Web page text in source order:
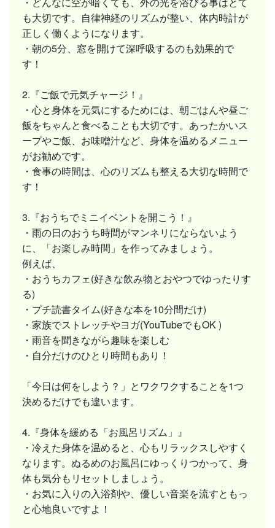
も大切です。自律神経のリズムが整い、体内時計が
正しく働くようになります。
・朝の5分、窓を開けて深呼吸するのも効果的で
す！
2.『ご飯で元気チャージ！』
・心と身体を元気にするためには、朝ごはんや昼ご
飯をちゃんと食べることも大切です。あったかいス
ープやご飯、お味噌汁など、身体を温めるメニュー
がお勧めです。
・食事の時間は、心のリズムも整える大切な時間で
す！
3.『おうちでミニイベントを開こう！』
・雨の日のおうち時間がマンネリにならないよう
に、「お楽しみ時間」を作ってみましょう。
例えば、
・おうちカフェ(好きな飲み物とおやつでゆったりす
る)
・プチ読書タイム(好きな本を10分間だけ)
・家族でストレッチやヨガ(YouTubeでもOK )
・雨音を聞きながら趣味を楽しむ
・自分だけのひとり時間もあり！
「今日は何をしよう？」とワクワクすることを1つ
決めるだけでも違います。
4.『身体を緩める「お風呂リズム」』
・冷えた身体を温めると、心もリラックスしやすく
なります。ぬるめのお風呂にゆっくりつかって、身
体も気分もリセットしましょう。
・お気に入りの入浴剤や、優しい音楽を流すともっ
と心地良いですよ！